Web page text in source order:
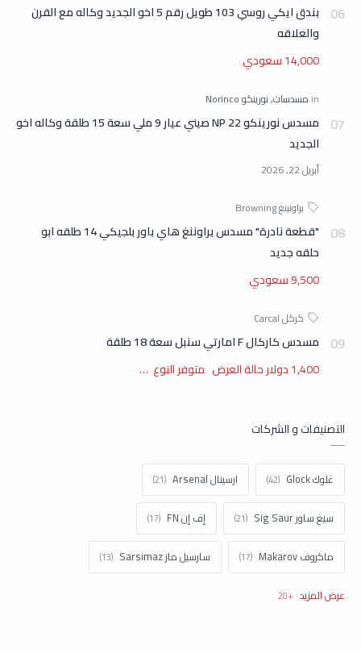
بندق ايكي روسي 103 طويل رقم 5 اخو الجديد وكاله مع القرن
والعلاقه
14,000 سعودي
مسدس نورينكو NP 22 صيني عيار 9 ملي سعة 15 طلقة وكاله اخو
الجديد
"قطعة نادرة" مسدس براوننغ هاي باور بلجيكي 14 طلقه ابو
حلقه جديد
9,500 سعودي
مسدس كاركال F امارتي سنبل سعة 18 طلقة
1,400 دولار حالة العرض متوفر النوع …
التصنيفات و الشركات
غلوك Glock ارسينال Arsenal
سيغ ساور Sig Saur إف إن FN
ماكروف Makarov سارسيل ماز Sarsimaz
كولت Colt